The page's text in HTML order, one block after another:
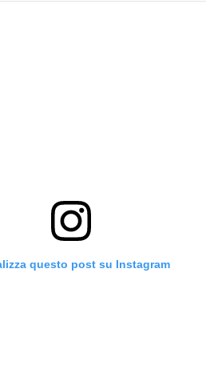
questo post su Instagram